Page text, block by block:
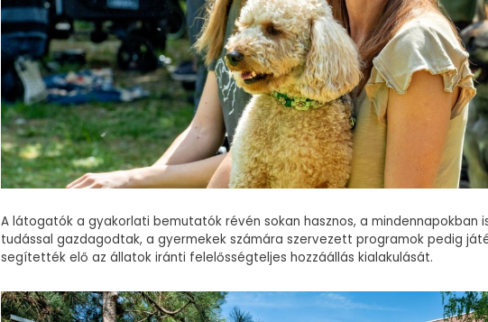
A látogatók a gyakorlati bemutatók révén sokan hasznos, a mindennapokban
tudással gazdagodtak, a gyermekek számára szervezett programok pedig
segítették elő az állatok iránti felelősségteljes hozzáállás kialakulását.